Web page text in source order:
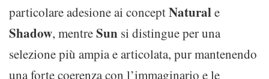
particolare adesione ai conceptNaturale
Shadow, mentreSun si distingue per una
selezione più ampia e articolata, pur mantenendo
una forte coerenza con l’immaginario e le